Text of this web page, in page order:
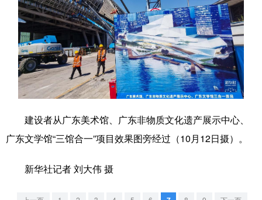
访谈 视频 图片 政务
法律 中央文件 金融 汽车
食品 人居 信息化 数字经济
学术中国 乡村振兴 银龄 溯源中国
彩票 娱乐 时尚 悦读
建设者从广东美术馆、广东非物质文化遗产展示中心、
广东文学馆“三馆合一”项目效果图旁经过（10月12日摄）。
新华社记者 刘大伟 摄